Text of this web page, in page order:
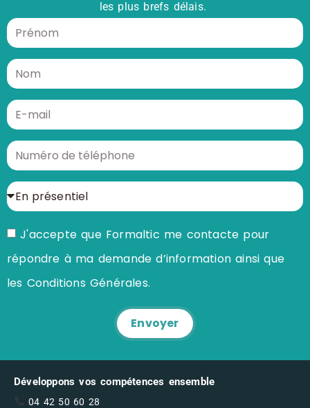
les plus brefs délais.
J'accepte que Formaltic me contacte pour
répondre à ma demande d’information ainsi que
les Conditions Générales.
Envoyer
Développons vos compétences ensemble
04 42 50 60 28